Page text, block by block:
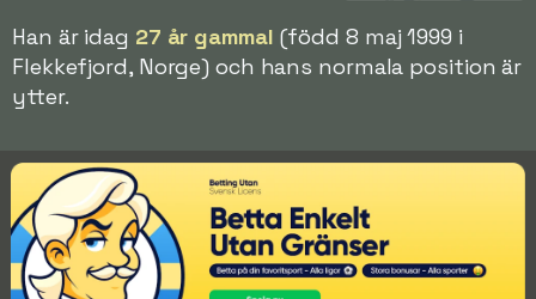
Han är idag 27 år gammal (född 8 maj 1999 i
Flekkefjord, Norge) och hans normala position är
ytter.